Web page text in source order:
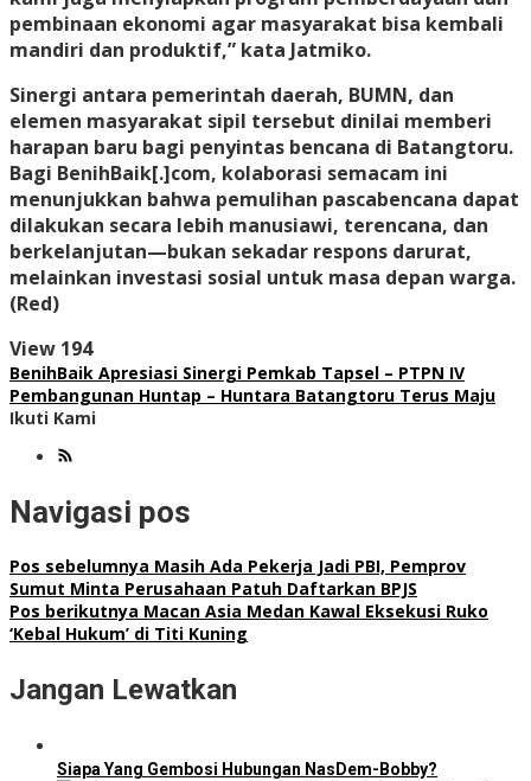
pembinaan ekonomi agar masyarakat bisa kembali
mandiri dan produktif,” kata Jatmiko.
Sinergi antara pemerintah daerah, BUMN, dan
elemen masyarakat sipil tersebut dinilai memberi
harapan baru bagi penyintas bencana di Batangtoru.
Bagi BenihBaik[.]com, kolaborasi semacam ini
menunjukkan bahwa pemulihan pascabencana dapat
dilakukan secara lebih manusiawi, terencana, dan
berkelanjutan—bukan sekadar respons darurat,
melainkan investasi sosial untuk masa depan warga.
(Red)
View 194
BenihBaik Apresiasi Sinergi Pemkab Tapsel – PTPN IV
Pembangunan Huntap – Huntara Batangtoru Terus Maju
Ikuti Kami
Navigasi pos
Pos sebelumnya Masih Ada Pekerja Jadi PBI, Pemprov
Sumut Minta Perusahaan Patuh Daftarkan BPJS
Pos berikutnya Macan Asia Medan Kawal Eksekusi Ruko
‘Kebal Hukum’ di Titi Kuning
Jangan Lewatkan
Siapa Yang Gembosi Hubungan NasDem-Bobby?